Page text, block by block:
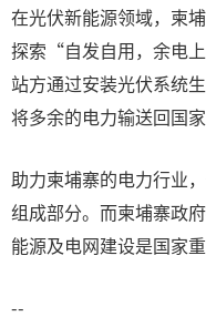
在光伏新能源领域，柬
探索“自发自用，余电
站方通过安装光伏系统
将多余的电力输送回国
助力柬埔寨的电力行业
组成部分。而柬埔寨政
能源及电网建设是国家重
--